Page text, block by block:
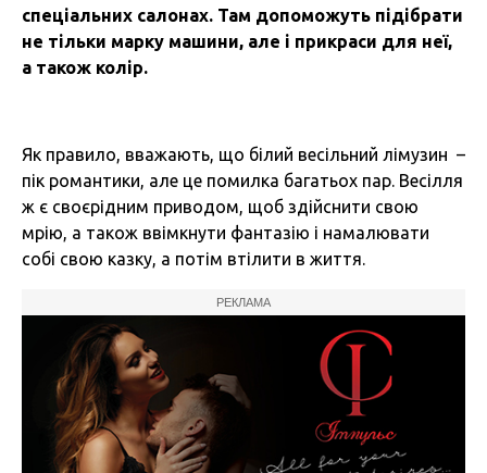
спеціальних салонах. Там допоможуть підібрати
не тільки марку машини, але і прикраси для неї,
а також колір.
Як правило, вважають, що білий весільний лімузин –
пік романтики, але це помилка багатьох пар. Весілля
ж є своєрідним приводом, щоб здійснити свою
мрію, а також ввімкнути фантазію і намалювати
собі свою казку, а потім втілити в життя.
РЕКЛАМА